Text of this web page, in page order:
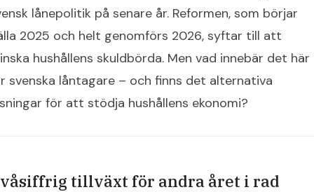
lånepolitik på senare år. Reformen, som börjar
2025 och helt genomförs 2026, syftar till att
hushållens skuldbörda. Men vad innebär det här
svenska låntagare – och finns det alternativa
för att stödja hushållens ekonomi?
tillväxt för andra året i rad